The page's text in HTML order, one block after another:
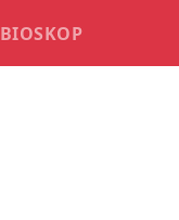
BIOSKOP